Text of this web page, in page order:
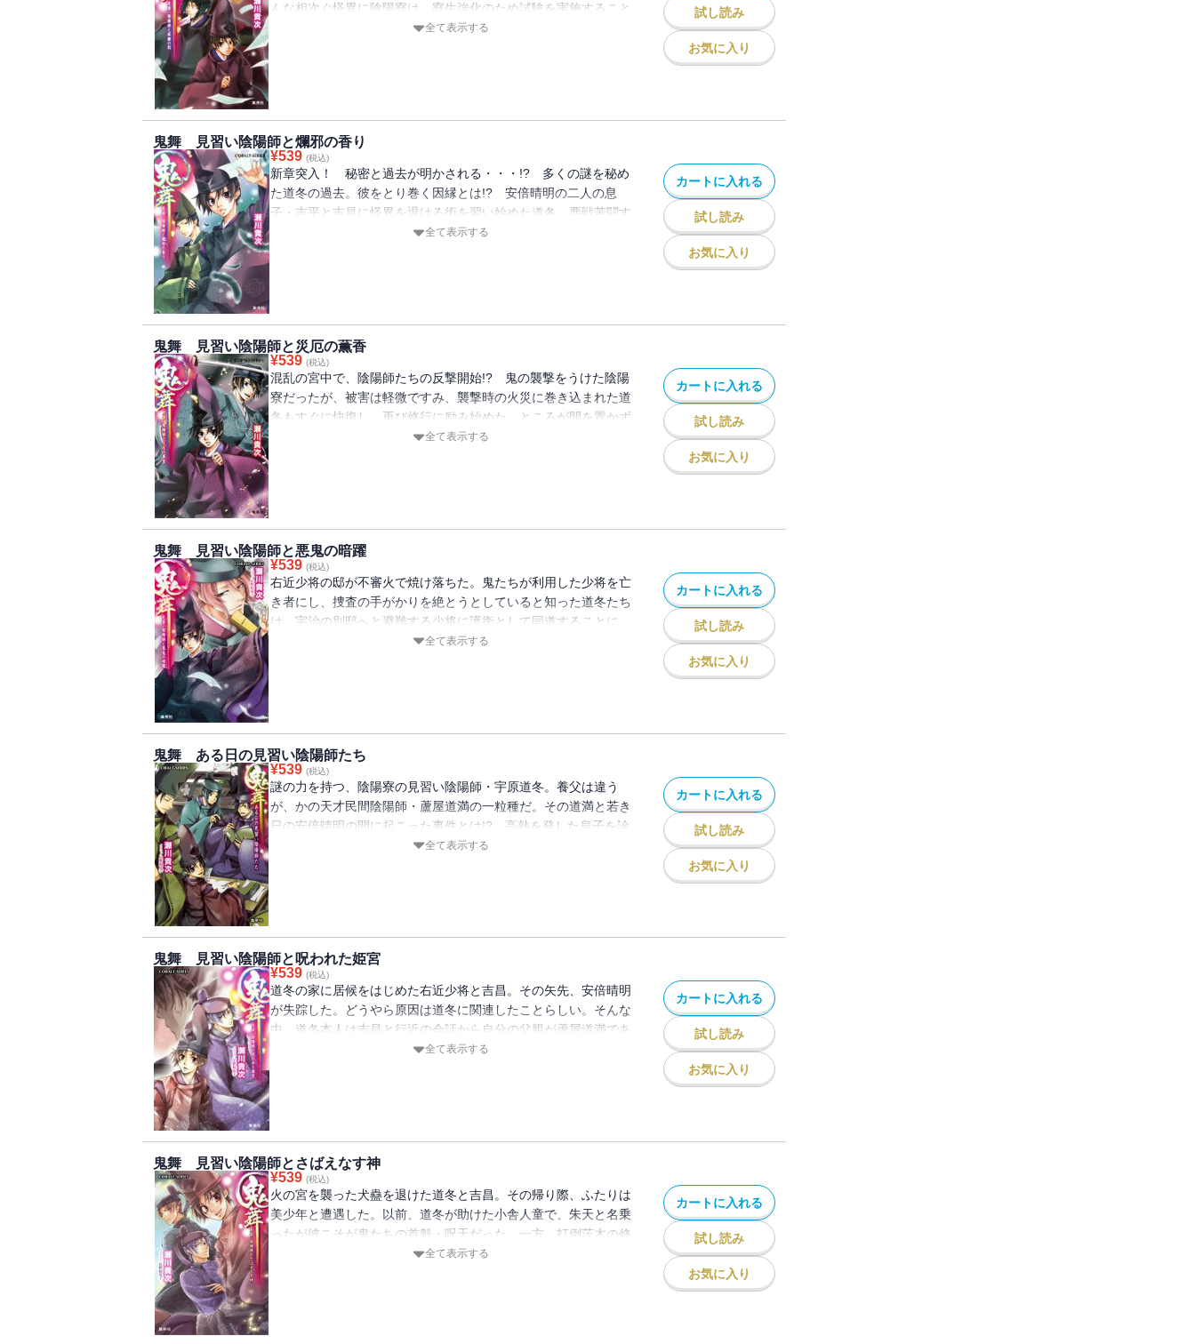
んな相次ぐ怪異に陰陽寮は、寮生強化のため試験を実施すること
に。しかも最下位の者は退寮処分になるという。得業生である安
全て表示する
試し読み
お気に入り
鬼舞 見習い陰陽師と爛邪の香り
¥539 (税込)
新章突入！ 秘密と過去が明かされる・・・!? 多くの謎を秘め
た道冬の過去。彼をとり巻く因縁とは!? 安倍晴明の二人の息
子・吉平と吉昌に怪異を退ける術を習い始めた道冬。悪戦苦闘す
るその裏で、従者行近は偶然、過去の縁者・徳佐と遭遇してしま
全て表示する
カートに入れる
試し読み
お気に入り
鬼舞 見習い陰陽師と災厄の薫香
¥539 (税込)
混乱の宮中で、陰陽師たちの反撃開始!? 鬼の襲撃をうけた陰陽
寮だったが、被害は軽微ですみ、襲撃時の火災に巻き込まれた道
冬もすぐに快復し、再び修行に励み始めた。ところが間を置かず
魔の手は宮中へとのびた。人を惑わす香が充満し、正気を失った
全て表示する
カートに入れる
試し読み
お気に入り
鬼舞 見習い陰陽師と悪鬼の暗躍
¥539 (税込)
右近少将の邸が不審火で焼け落ちた。鬼たちが利用した少将を亡
き者にし、捜査の手がかりを絶とうとしていると知った道冬たち
は、宇治の別邸へと避難する少将に護衛として同道することに。
また、理性を失った兄･吉平に、もう一人の得業生・康史と二人
全て表示する
カートに入れる
試し読み
お気に入り
鬼舞 ある日の見習い陰陽師たち
¥539 (税込)
謎の力を持つ、陰陽寮の見習い陰陽師・宇原道冬。養父は違う
が、かの天才民間陰陽師・蘆屋道満の一粒種だ。その道満と若き
日の安倍晴明の間に起こった事件とは!? 高熱を発した息子を診
てほしいとの依頼が舞いこみ、晴明が邸を訪れると、そこには蘆
全て表示する
カートに入れる
試し読み
お気に入り
鬼舞 見習い陰陽師と呪われた姫宮
¥539 (税込)
道冬の家に居候をはじめた右近少将と吉昌。その矢先、安倍晴明
が失踪した。どうやら原因は道冬に関連したことらしい。そんな
中、道冬本人は吉昌と行近の会話から自分の父親が蘆屋道満であ
ることを知ってしまう。安倍晴明と蘆屋道満、二人の大陰陽師の
全て表示する
カートに入れる
試し読み
お気に入り
鬼舞 見習い陰陽師とさばえなす神
¥539 (税込)
火の宮を襲った犬蠱を退けた道冬と吉昌。その帰り際、ふたりは
美少年と遭遇した。以前、道冬が助けた小舎人童で、朱天と名乗
ったが彼こそが鬼たちの首魁・呪天だった。一方、打倒茨木の修
行に打ち込む綱と大臣のもとを、安倍晴明が訪れ――!? 道冬に
全て表示する
カートに入れる
試し読み
お気に入り